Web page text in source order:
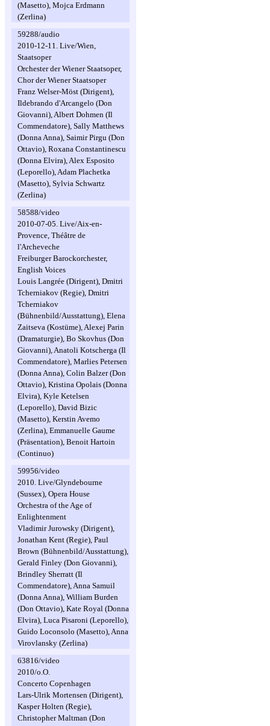
(Masetto), Mojca Erdmann
(Zerlina)
59288/audio
2010-12-11. Live/Wien,
Staatsoper
Orchester der Wiener Staatsoper,
Chor der Wiener Staatsoper
Franz Welser-Möst (Dirigent),
Ildebrando d'Arcangelo (Don
Giovanni), Albert Dohmen (Il
Commendatore), Sally Matthews
(Donna Anna), Saimir Pirgu (Don
Ottavio), Roxana Constantinescu
(Donna Elvira), Alex Esposito
(Leporello), Adam Plachetka
(Masetto), Sylvia Schwartz
(Zerlina)
58588/video
2010-07-05. Live/Aix-en-
Provence, Théâtre de
l'Archeveche
Freiburger Barockorchester,
English Voices
Louis Langrée (Dirigent), Dmitri
Tcherniakov (Regie), Dmitri
Tcherniakov
(Bühnenbild/Ausstattung), Elena
Zaitseva (Kostüme), Alexej Parin
(Dramaturgie), Bo Skovhus (Don
Giovanni), Anatoli Kotscherga (Il
Commendatore), Marlies Petersen
(Donna Anna), Colin Balzer (Don
Ottavio), Kristina Opolais (Donna
Elvira), Kyle Ketelsen
(Leporello), David Bizic
(Masetto), Kerstin Avemo
(Zerlina), Emmanuelle Gaume
(Präsentation), Benoit Hartoin
(Continuo)
59956/video
2010. Live/Glyndebourne
(Sussex), Opera House
Orchestra of the Age of
Enlightenment
Vladimir Jurowsky (Dirigent),
Jonathan Kent (Regie), Paul
Brown (Bühnenbild/Ausstattung),
Gerald Finley (Don Giovanni),
Brindley Sherratt (Il
Commendatore), Anna Samuil
(Donna Anna), William Burden
(Don Ottavio), Kate Royal (Donna
Elvira), Luca Pisaroni (Leporello),
Guido Loconsolo (Masetto), Anna
Virovlansky (Zerlina)
63816/video
2010/o.O.
Concerto Copenhagen
Lars-Ulrik Mortensen (Dirigent),
Kasper Holten (Regie),
Christopher Maltman (Don